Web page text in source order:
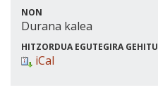
NON
Durana kalea
HITZORDUA EGUTEGIRA GEHITU
iCal